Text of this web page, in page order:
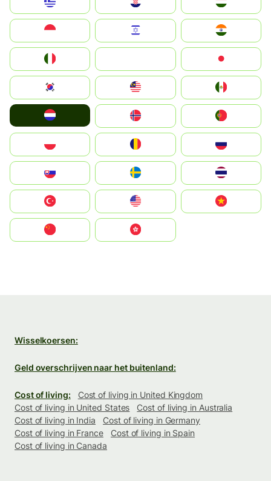
South Korea
United States
中國香港特別行政區
Wisselkoersen:
Geld overschrijven naar het buitenland:
Cost of living:
Cost of living in United Kingdom
Cost of living in United States
Cost of living in Australia
Cost of living in India
Cost of living in Germany
Cost of living in France
Cost of living in Spain
Cost of living in Canada